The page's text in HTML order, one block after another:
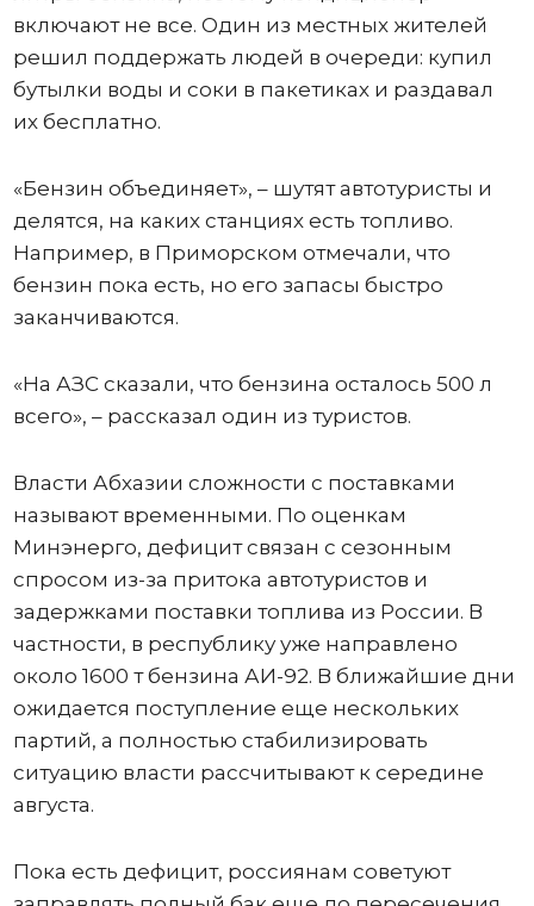
включают не все. Один из местных жителей
решил поддержать людей в очереди: купил
бутылки воды и соки в пакетиках и раздавал
их бесплатно.
«Бензин объединяет», – шутят автотуристы и
делятся, на каких станциях есть топливо.
Например, в Приморском отмечали, что
бензин пока есть, но его запасы быстро
заканчиваются.
«На АЗС сказали, что бензина осталось 500 л
всего», – рассказал один из туристов.
Власти Абхазии сложности с поставками
называют временными. По оценкам
Минэнерго, дефицит связан с сезонным
спросом из-за притока автотуристов и
задержками поставки топлива из России. В
частности, в республику уже направлено
около 1600 т бензина АИ-92. В ближайшие дни
ожидается поступление еще нескольких
партий, а полностью стабилизировать
ситуацию власти рассчитывают к середине
августа.
Пока есть дефицит, россиянам советуют